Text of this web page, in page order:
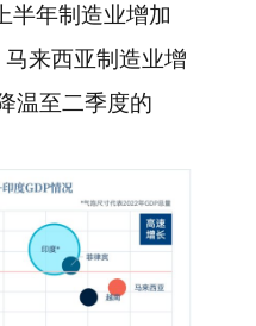
半年制造业增加
来西亚制造业增
温至二季度的